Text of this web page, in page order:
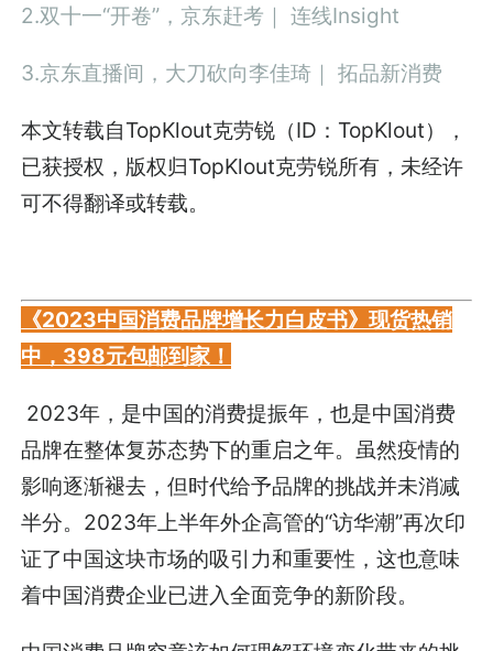
2.双十一“开卷”，京东赶考｜ 连线Insight
3.京东直播间，大刀砍向李佳琦｜ 拓品新消费
本文转载自TopKlout克劳锐（ID：TopKlout），
已获授权，版权归TopKlout克劳锐所有，未经许
可不得翻译或转载。
《2023中国消费品牌增长力白皮书》现货热销
中，398元包邮到家！
2023年，是中国的消费提振年，也是中国消费
品牌在整体复苏态势下的重启之年。虽然疫情的
影响逐渐褪去，但时代给予品牌的挑战并未消减
半分。2023年上半年外企高管的“访华潮”再次印
证了中国这块市场的吸引力和重要性，这也意味
着中国消费企业已进入全面竞争的新阶段。